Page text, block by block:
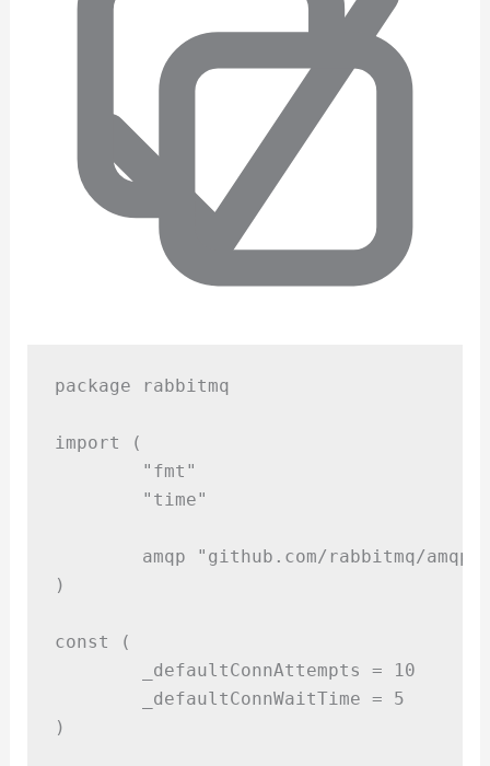
package rabbitmq
import
(
" fmt "
" time"
	amqp
" github.com/rabbitmq/
)
const
(
	_defaultConnAttempts
=
10
	_defaultConnWaitTime
=
5
)